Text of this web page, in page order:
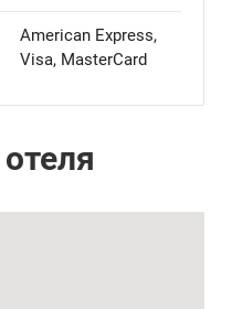
American Express,
Visa, MasterCard